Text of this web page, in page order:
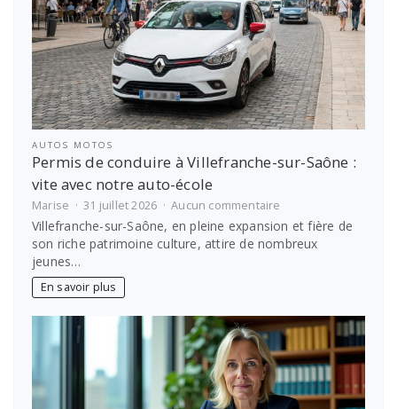
AUTOS MOTOS
Permis de conduire à Villefranche-sur-Saône :
vite avec notre auto-école
Marise 31 juillet 2026 Aucun commentaire
Permis
de
conduire
:
vite
avec
notre
auto-
école
Villefranche-sur-Saône, en pleine expansion et fière de
son riche patrimoine culture, attire de nombreux
jeunes…
En savoir plus